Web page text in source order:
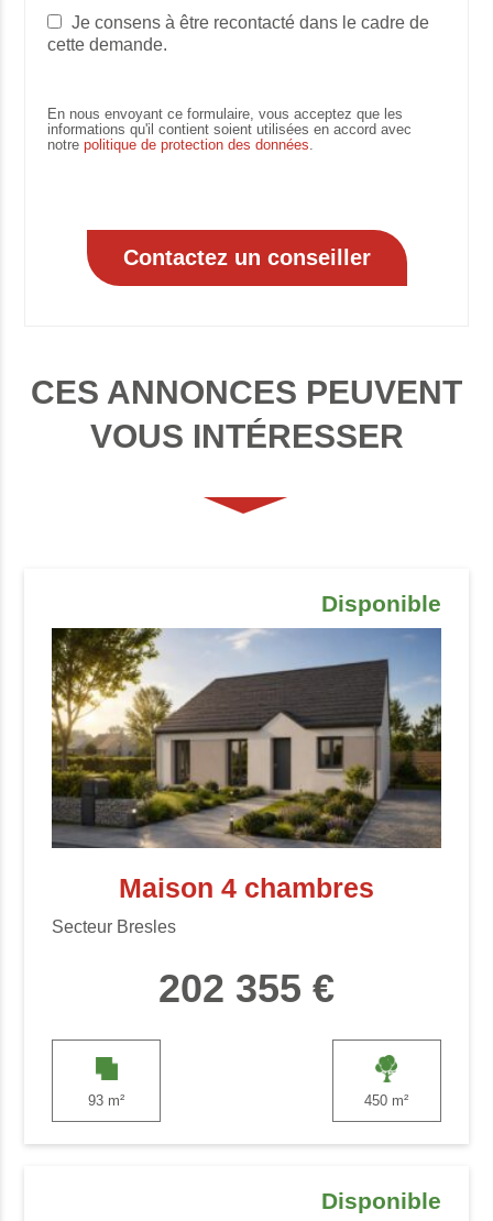
Je consens à être recontacté dans le cadre de
cette demande.
En nous envoyant ce formulaire, vous acceptez que les
informations qu'il contient soient utilisées en accord avec
notrepolitique de protection des données
CES ANNONCES PEUVENT
VOUS INTÉRESSER
Disponible
Maison 4 chambres
Secteur Bresles
202 355 €
93 m² 450 m²
Disponible